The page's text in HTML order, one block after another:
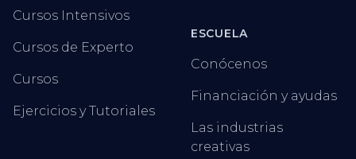
Cursos Intensivos
Cursos de Experto
Cursos
Ejercicios y Tutoriales
ESCUELA
Conócenos
Financiación y ayudas
Las industrias
creativas